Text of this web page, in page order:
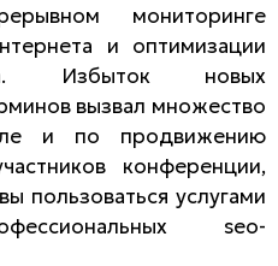
мониторинге
и оптимизации
Избыток новых
вызвал множество
и по продвижению
конференции,
пользоваться услугами
seo-